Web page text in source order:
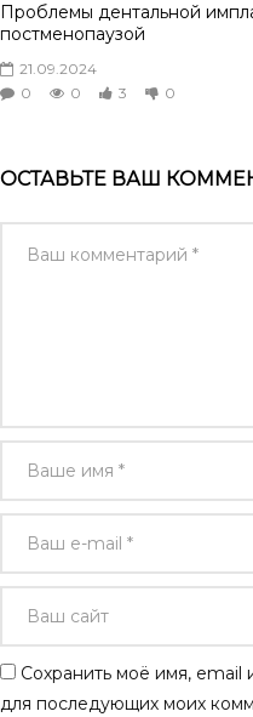
Проблемы дентальной
постменопаузой
21.09.2024
0
0 3 0
ОСТАВЬТЕ ВАШ
Сохранить моё имя, email
для последующих моих